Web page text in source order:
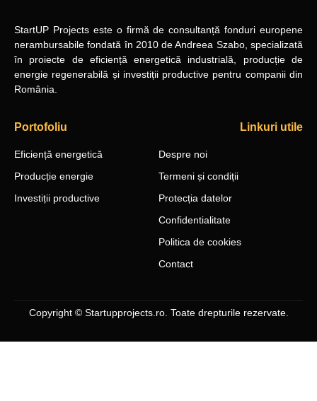
StartUP Projectseste o firmă de consultanță fonduri europene
nerambursabilefondată în 2010de Andreea Szabo, specializată
în proiecte de eficiență energetică industrială, producție de
energie regenerabilă și investiții productive pentru companii din
România.
Portofoliu
Eficiență energetică
Producție energie
Investiții productive
Linkuri utile
Despre noi
Termeni și condiții
Protecția datelor
Confidentialitate
Politica de cookies
Contact
Copyright © Startupprojects.ro. Toate drepturile rezervate.